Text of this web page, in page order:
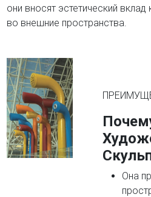
они вносят эстетический вклад
во внешние пространства.
Она